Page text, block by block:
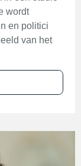
wordt
en politici
van het